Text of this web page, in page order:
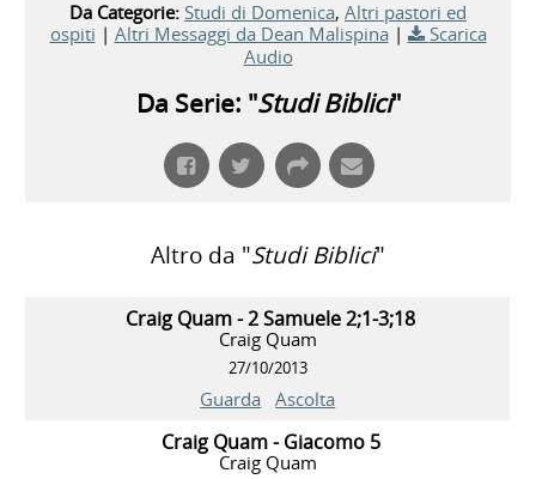
Da Categorie: Studi di Domenica, Altri pastori ed
ospiti | Altri Messaggi da Dean Malispina |
Scarica
Audio
Da Serie: "Studi Biblici"
Altro da "Studi Biblici"
Craig Quam - 2 Samuele 2;1-3;18
Craig Quam
27/10/2013
Guarda Ascolta
Craig Quam - Giacomo 5
Craig Quam